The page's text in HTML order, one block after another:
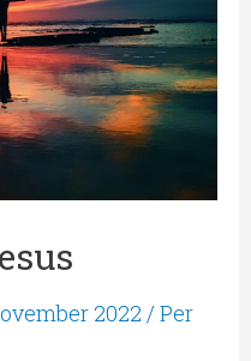
2022 /Per